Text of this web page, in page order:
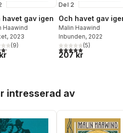
havet gav igen
Haawind
, 2023
5 stjärnor. Totalt antal röster:
(9)
Del 2
Och havet gav
Malin Haawind
Inbunden, 2022
5,0utav 5 stjärnor.
(5)
207 kr
intresserad av